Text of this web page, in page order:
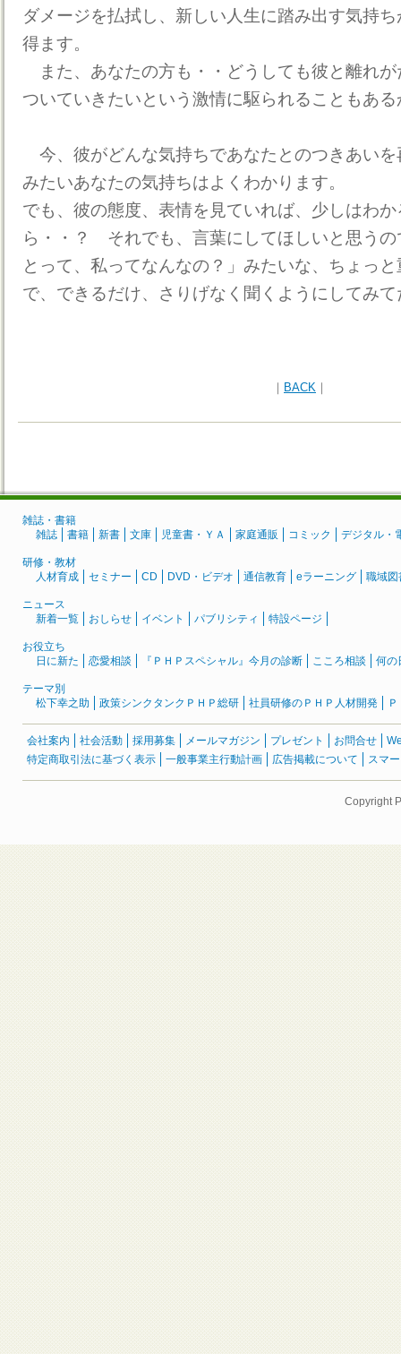
ダメージを払拭し、新しい人生に踏み出す気持
得ます。
また、あなたの方も・・どうしても彼と離れ
ついていきたいという激情に駆られることもあ
今、彼がどんな気持ちであなたとのつきあい
みたいあなたの気持ちはよくわかります。
でも、彼の態度、表情を見ていれば、少しはわ
ら・・？ それでも、言葉にしてほしいと思うの
とって、私ってなんなの？」みたいな、ちょっ
で、できるだけ、さりげなく聞くようにしてみ
｜ BACK ｜
雑誌・書籍
雑誌
書籍 新書 文庫 児童書・ＹＡ 家庭通販 コミック デジタル・
研修・教材
人材育成
セミナー CD DVD・ビデオ 通信教育 eラーニング 職域図
ニュース
新着一覧
おしらせ イベント パブリシティ 特設ページ
お役立ち
日に新た
恋愛相談 『ＰＨＰスペシャル』今月の診断 こころ相談 何の
テーマ別
松下幸之助
政策シンクタンクＰＨＰ総研 社員研修のＰＨＰ人材開発
会社案内 社会活動 採用募集 メールマガジン プレゼント お問合せ
特定商取引法に基づく表示
一般事業主行動計画 広告掲載について スマ
Copyright